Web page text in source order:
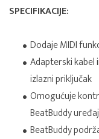
SPECIFIKACIJE:
Dodaje MIDI
Adapterski kabel
izlazni priključak
Omogućuje
BeatBuddy
BeatBuddy